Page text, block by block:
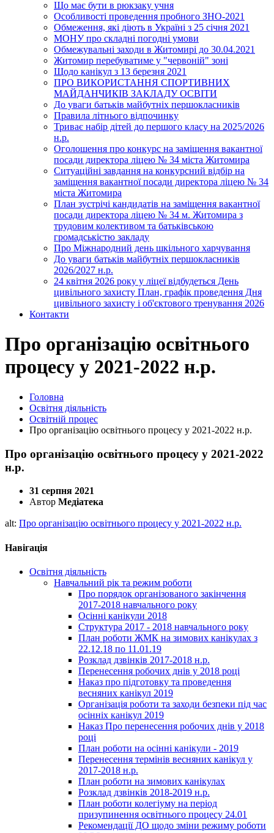
Що має бути в рюкзаку учня
Особливості проведення пробного ЗНО-2021
Обмеження, які діють в Україні з 25 січня 2021
МОНУ про складні погодні умови
Обмежувальні заходи в Житомирі до 30.04.2021
Житомир перебуватиме у "червоній" зоні
Щодо канікул з 13 березня 2021
ПРО ВИКОРИСТАННЯ СПОРТИВНИХ
МАЙДАНЧИКІВ ЗАКЛАДУ ОСВІТИ
До уваги батьків майбутніх першокласників
Правила літнього відпочинку
Триває набір дітей до першого класу на 2025/2026
н.р.
Оголошення про конкурс на заміщення вакантної
посади директора ліцею № 34 міста Житомира
Ситуаційні завдання на конкурсний відбір на
заміщення вакантної посади директора ліцею № 34
міста Житомира
План зустрічі кандидатів на заміщення вакантної
посади директора ліцею № 34 м. Житомира з
трудовим колективом та батьківською
громадськістю закладу
Про Міжнародний день шкільного харчування
До уваги батьків майбутніх першокласників
2026/2027 н.р.
24 квітня 2026 року у ліцеї відбудеться День
цивільного захисту План, графік проведення Дня
цивільного захисту і об'єктового тренування 2026
Контакти
Про організацію освітнього
процесу у 2021-2022 н.р.
Головна
Освітня діяльність
Освітній процес
Про організацію освітнього процесу у 2021-2022 н.р.
Про організацію освітнього процесу у 2021-2022
н.р.
31 серпня 2021
Автор Медіатека
alt: Про організацію освітнього процесу у 2021-2022 н.р.
Навігація
Освітня діяльність
Навчальний рік та режим роботи
Про порядок організованого закінчення
2017-2018 навчального року
Осінні канікули 2018
Структура 2017 - 2018 навчального року
План роботи ЖМК на зимових канікулах з
22.12.18 по 11.01.19
Розклад дзвінків 2017-2018 н.р.
Перенесення робочих днів у 2018 році
Наказ про підготовку та проведення
весняних канікул 2019
Організація роботи та заходи безпеки під час
осінніх канікул 2019
Наказ Про перенесення робочих днів у 2018
році
План роботи на осінні канікули - 2019
Перенесення термінів весняних канікул у
2017-2018 н.р.
План роботи на зимових канікулах
Розклад дзвінків 2018-2019 н.р.
План роботи колегіуму на період
призупинення освітнього процесу 24.01
Рекомендації ДО щодо зміни режиму роботи